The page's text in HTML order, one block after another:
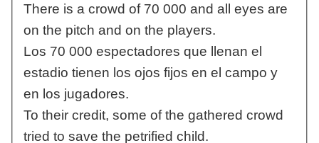
There is a crowd of 70 000 and all eyes are
on the pitch and on the players.
Los 70 000 espectadores que llenan el
estadio tienen los ojos fijos en el campo y
en los jugadores.
To their credit, some of the gathered crowd
tried to save the petrified child.